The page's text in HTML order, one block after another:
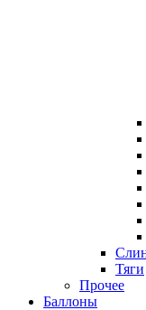
Тяги
Прочее
Баллоны